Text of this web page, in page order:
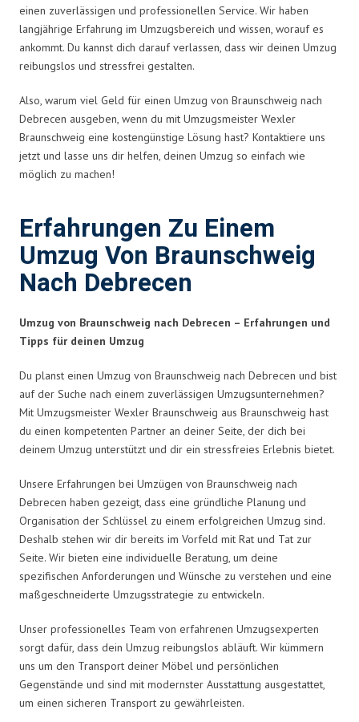
einen zuverlässigen und professionellen Service. Wir haben
langjährige Erfahrung im Umzugsbereich und wissen, worauf es
ankommt. Du kannst dich darauf verlassen, dass wir deinen Umzug
reibungslos und stressfrei gestalten.
Also, warum viel Geld für einen Umzug von Braunschweig nach
Debrecen ausgeben, wenn du mit Umzugsmeister Wexler
Braunschweig eine kostengünstige Lösung hast? Kontaktiere uns
jetzt und lasse uns dir helfen, deinen Umzug so einfach wie
möglich zu machen!
Erfahrungen Zu Einem
Umzug Von Braunschweig
Nach Debrecen
Umzug von Braunschweig nach Debrecen – Erfahrungen und
Tipps für deinen Umzug
Du planst einen Umzug von Braunschweig nach Debrecen und bist
auf der Suche nach einem zuverlässigen Umzugsunternehmen?
Mit Umzugsmeister Wexler Braunschweig aus Braunschweig hast
du einen kompetenten Partner an deiner Seite, der dich bei
deinem Umzug unterstützt und dir ein stressfreies Erlebnis bietet.
Unsere Erfahrungen bei Umzügen von Braunschweig nach
Debrecen haben gezeigt, dass eine gründliche Planung und
Organisation der Schlüssel zu einem erfolgreichen Umzug sind.
Deshalb stehen wir dir bereits im Vorfeld mit Rat und Tat zur
Seite. Wir bieten eine individuelle Beratung, um deine
spezifischen Anforderungen und Wünsche zu verstehen und eine
maßgeschneiderte Umzugsstrategie zu entwickeln.
Unser professionelles Team von erfahrenen Umzugsexperten
sorgt dafür, dass dein Umzug reibungslos abläuft. Wir kümmern
uns um den Transport deiner Möbel und persönlichen
Gegenstände und sind mit modernster Ausstattung ausgestattet,
um einen sicheren Transport zu gewährleisten.